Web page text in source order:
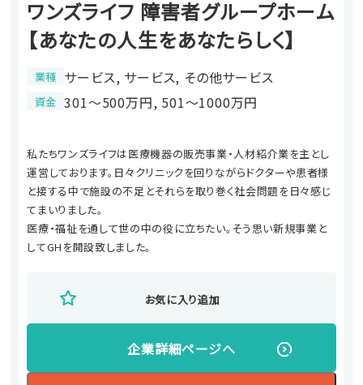
ワンズライフ 障害者グループホーム
【あなたの人生をあなたらしく】
業種 サービス, サービス, その他サービス
資金 301〜500万円, 501〜1000万円
私たちワンズライフは医療機器の販売事業・人材紹介業を主とし
運営しております。日々クリニックを回りながらドクターや患者様
と接する中で施設の不足とそれらを取り巻く社会問題を日々感じ
てまいりました。
医療・福祉を通して世の中の役に立ちたい。そう思い新規事業と
してGHを開設致しました。
お気に入り追加
企業詳細ページへ